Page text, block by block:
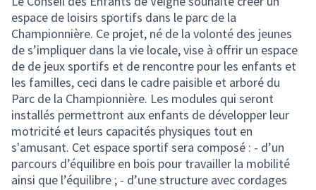
espace de loisirs sportifs dans le parc de la
Championnière. Ce projet, né de la volonté des jeunes
de s’impliquer dans la vie locale, vise à offrir un espace
de de jeux sportifs et de rencontre pour les enfants et
les familles, ceci dans le cadre paisible et arboré du
Parc de la Championnière. Les modules qui seront
installés permettront aux enfants de développer leur
motricité et leurs capacités physiques tout en
s'amusant. Cet espace sportif sera composé : - d’un
parcours d’équilibre en bois pour travailler la mobilité
ainsi que l’équilibre ; - d’une structure avec cordages